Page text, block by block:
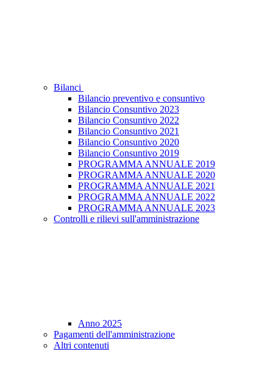
Bilanci
Bilancio preventivo e consuntivo
Bilancio Consuntivo 2023
Bilancio Consuntivo 2022
Bilancio Consuntivo 2021
Bilancio Consuntivo 2020
Bilancio Consuntivo 2019
PROGRAMMA ANNUALE 2019
PROGRAMMA ANNUALE 2020
PROGRAMMA ANNUALE 2021
PROGRAMMA ANNUALE 2022
PROGRAMMA ANNUALE 2023
Controlli e rilievi sull'amministrazione
Anno 2025
Pagamenti dell'amministrazione
Altri contenuti